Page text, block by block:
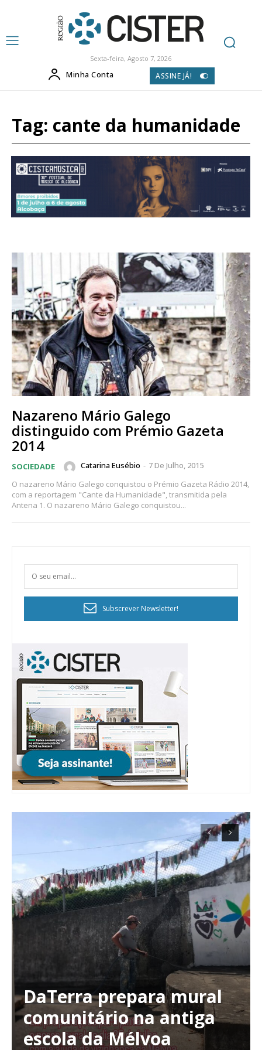
Planos de Assinatura
Faça-se assinante do Região de Cister e ajude-nos a manter este serviço
Sexta-feira, Agosto 7, 2026
Minha Conta ASSINE JÁ!
Tag: cante da humanidade
Nazareno Mário Galego
distinguido com Prémio Gazeta
2014
SOCIEDADE Catarina Eusébio - 7 De Julho, 2015
O nazareno Mário Galego conquistou o Prémio Gazeta Rádio 2014,
com a reportagem "Cante da Humanidade", transmitida pela
Antena 1. O nazareno Mário Galego conquistou...
Subscrever Newsletter!
DaTerra prepara mural
comunitário na antiga
escola da Mélvoa